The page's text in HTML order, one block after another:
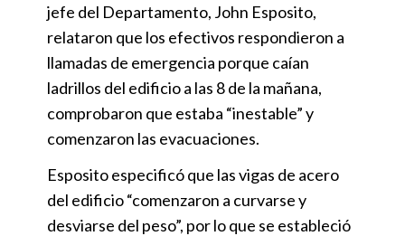
jefe del Departamento, John Esposito,
relataron que los efectivos respondieron a
llamadas de emergencia porque caían
ladrillos del edificio a las 8 de la mañana,
comprobaron que estaba “inestable” y
comenzaron las evacuaciones.
Esposito especificó que las vigas de acero
del edificio “comenzaron a curvarse y
desviarse del peso”, por lo que se estableció